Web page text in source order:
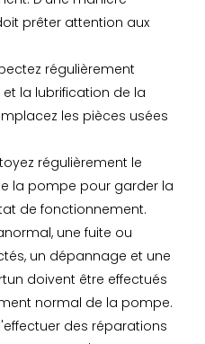
prêter attention aux
régulièrement
la lubrification de la
les pièces usées
régulièrement le
la pompe pour garder la
de fonctionnement.
une fuite ou
un dépannage et une
doivent être effectués
normal de la pompe.
des réparations